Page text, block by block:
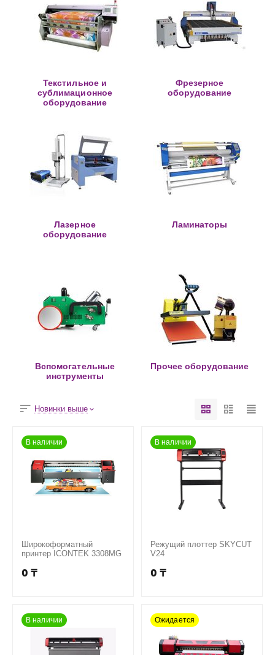
Текстильное и
сублимационное
оборудование
Фрезерное
оборудование
Лазерное
оборудование
Ламинаторы
Вспомогательные
инструменты
Прочее оборудование
Новинки выше
В наличии
Широкоформатный
принтер ICONTEK 3308MG
0 ₸
В наличии
Режущий плоттер SKYCUT
V24
0 ₸
В наличии Ожидается